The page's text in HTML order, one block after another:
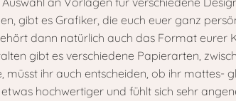
gibt es Grafiker, die euch euer ganz
dann natürlich auch das Format eurer
gibt es verschiedene Papierarten,
ihr auch entscheiden, ob ihr mattes-
hochwertiger und fühlt sich sehr